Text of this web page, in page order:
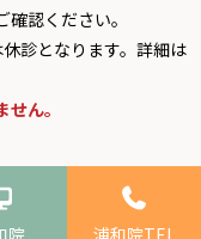
院 浦和院TEL
確認ください。
診となります。詳細は
ん。